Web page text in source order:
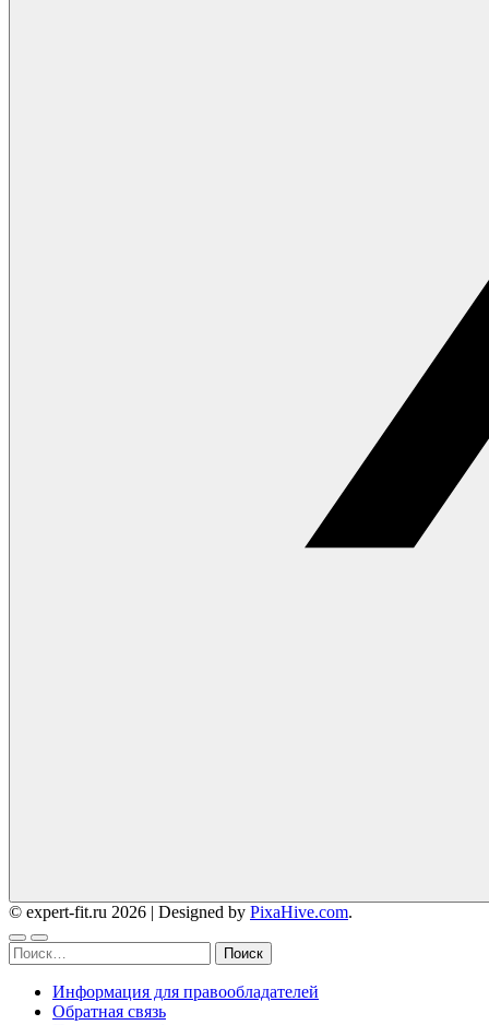
© expert-fit.ru 2026 | Designed by PixaHive.com.
Найти:
Информация для правообладателей
Обратная связь